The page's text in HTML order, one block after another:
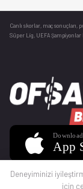
Canlı skorlar , maç
Süper Lig, UEFA Şampiyonlar
Deneyiminizi
için